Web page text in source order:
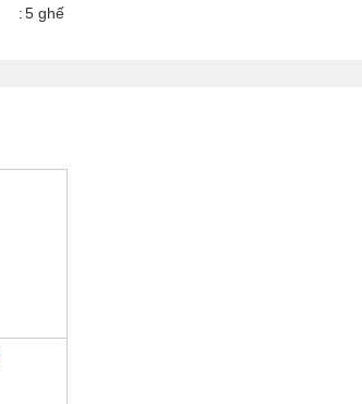
5 ghế